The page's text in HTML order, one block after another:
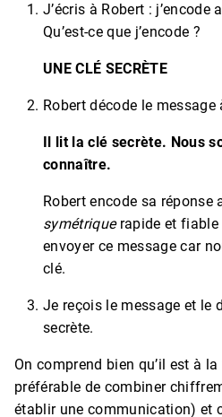
J’écris à Robert : j’encode
Qu’est-ce que j’encode ?
UNE CLÉ SECRÈTE
Robert décode le message
Il lit la clé secrète. Nous
connaître.
Robert encode sa réponse
symétriquerapide et fiable
envoyer ce message car
clé.
Je reçois le message et le
secrète.
On comprend bien qu’il est à
préférable de combiner
établir une communication) et